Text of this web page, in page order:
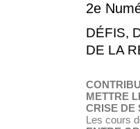
2e
DÉFIS,
DE LA
METTRE
CRISE DE
Les cours